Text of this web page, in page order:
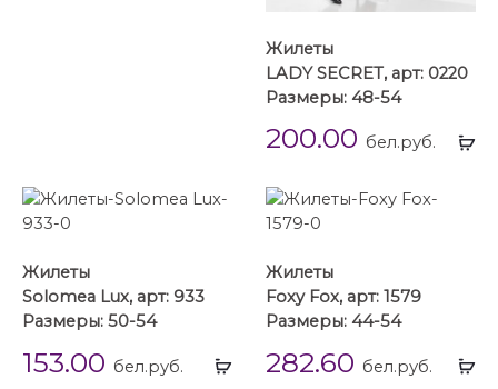
Жилеты
LADY SECRET, арт: 0220
Размеры: 48-54
200.00 бел.руб.
Выбрать
Жилеты
Solomea Lux, арт: 933
Размеры: 50-54
153.00 бел.руб.
Жилеты
Foxy Fox, арт: 1579
Размеры: 44-54
282.60 бел.руб.